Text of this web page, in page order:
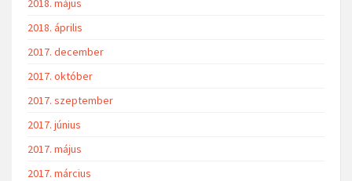
2018. május
2018. április
2017. december
2017. október
2017. szeptember
2017. június
2017. május
2017. március